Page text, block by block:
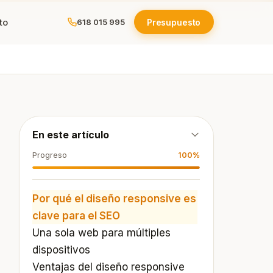
618 015 995 Presupuesto
En este artículo
Progreso 100%
Por qué el diseño responsive es
clave para el SEO
Una sola web para múltiples
dispositivos
Ventajas del diseño responsive